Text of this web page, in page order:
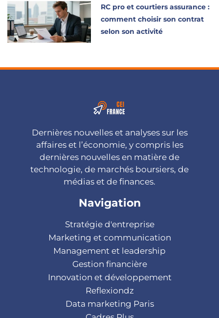
RC pro et courtiers assurance :
comment choisir son contrat
selon son activité
Dernières nouvelles et analyses sur les
affaires et l’économie, y compris les
dernières nouvelles en matière de
technologie, de marchés boursiers, de
médias et de finances.
Navigation
Stratégie d'entreprise
Marketing et communication
Management et leadership
Gestion financière
Innovation et développement
Reflexiondz
Data marketing Paris